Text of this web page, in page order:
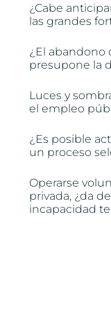
¿Cabe
las grandes
¿El abandono
presupone la
Luces y
el empleo
¿Es posible
un proceso
Operarse
privada, ¿da
incapacidad